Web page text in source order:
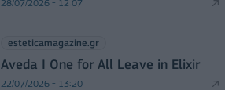
28/07/2026 - 12:07
esteticamagazine.gr
Aveda I One for All Leave in Elixir
22/07/2026 - 13:20